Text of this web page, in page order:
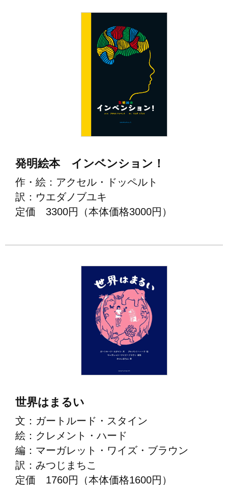
発明絵本 インベンション！
作・絵：アクセル・ドッペルト
訳：ウエダノブユキ
定価 3300円（本体価格3000円）
世界はまるい
文：ガートルード・スタイン
絵：クレメント・ハード
編：マーガレット・ワイズ・ブラウン
訳：みつじまちこ
定価 1760円（本体価格1600円）